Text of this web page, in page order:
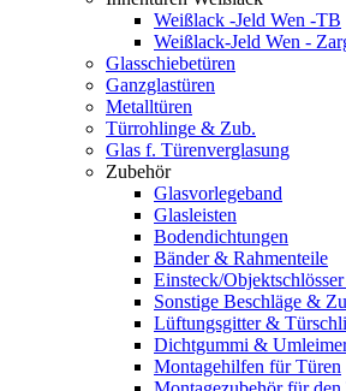
Weißlack -Jeld Wen -TB
Weißlack-Jeld Wen -
Glasschiebetüren
Ganzglastüren
Metalltüren
Türrohlinge & Zub.
Glas f. Türenverglasung
Zubehör
Glasvorlegeband
Glasleisten
Bodendichtungen
Bänder & Rahmenteile
Einsteck/
Sonstige Beschläge &
Lüftungsgitter &
Dichtgummi &
Montagehilfen für Türen